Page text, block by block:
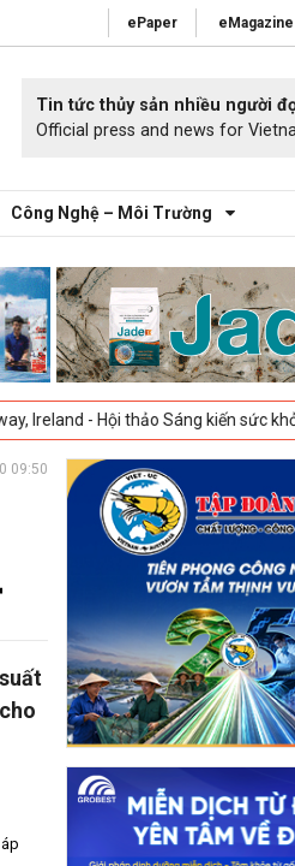
ePaper eMagazine
Tin tức thủy sản nhiều người
Official press and news for
Công Nghệ – Môi Trường
thảo Sáng kiến sức khỏe mang cá
09:50